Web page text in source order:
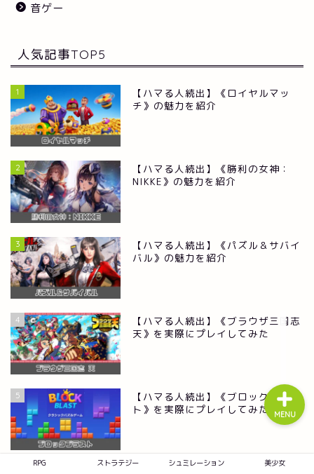
音ゲー
人気記事TOP5
1
【ハマる人続出】《ロイヤルマッ
チ》の魅力を紹介
2
【ハマる人続出】《勝利の女神：
NIKKE》の魅力を紹介
3
【ハマる人続出】《パズル＆サバイ
バル》の魅力を紹介
4
【ハマる人続出】《ブラウザ三国志
天》を実際にプレイしてみた
5
【ハマる人続出】《ブロックブラス
ト》を実際にプレイしてみた
RPG ストラテジー シュミレーション 美少女
MENU
ストラテジー
美少女